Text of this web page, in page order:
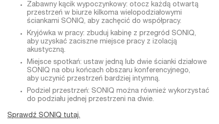
Zabawny kącik wypoczynkowy: otocz każdą otwartą
przestrzeń w biurze kilkoma wielopodziałowymi
ściankami SONIQ, aby zachęcić do współpracy.
Kryjówka w pracy: zbuduj kabinę z przegród SONIQ,
aby uzyskać zaciszne miejsce pracy z izolacją
akustyczną.
Miejsce spotkań: ustaw jedną lub dwie ścianki działowe
SONIQ na obu końcach obszaru konferencyjnego,
aby uczynić przestrzeń bardziej intymną.
Podziel przestrzeń: SONIQ można również wykorzystać
do podziału jednej przestrzeni na dwie.
Sprawdź SONIQ tutaj.